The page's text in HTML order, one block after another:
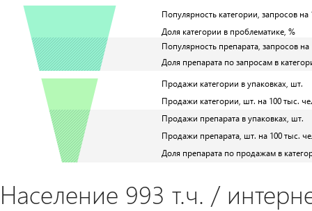
Популярность категории, запросов на
Доля категории в проблематике, %
Популярность препарата, запросов на
Доля препарата по запросам в
Продажи категории в упаковках, шт.
Продажи категории, шт. на 100 тыс.
Продажи препарата в упаковках, шт.
Продажи препарата, шт. на 100 тыс.
Доля препарата по продажам в
Население 993 т.ч. /